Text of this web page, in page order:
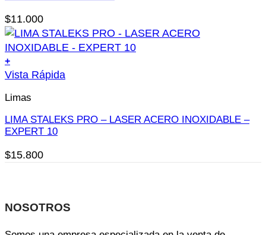
opciones
se
pueden
elegir
en
la
de
producto
$11.000
+
Este
tiene
múltiples
variantes.
opciones
elegir
la
Vista Rápida
Limas
LIMA STALEKS PRO – LASER ACERO INOXIDABLE –
EXPERT 10
$15.800
NOSOTROS